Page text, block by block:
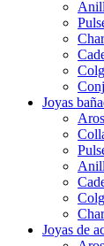
Joyas
Joyas de